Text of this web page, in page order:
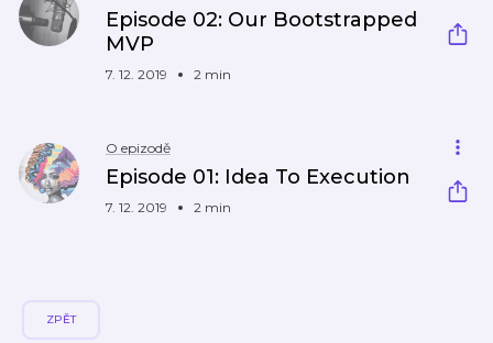
Episode 02: Our Bootstrapped
MVP
7. 12. 2019 2 min
O epizodě
Episode 01: Idea To Execution
7. 12. 2019 2 min
ZPĚT